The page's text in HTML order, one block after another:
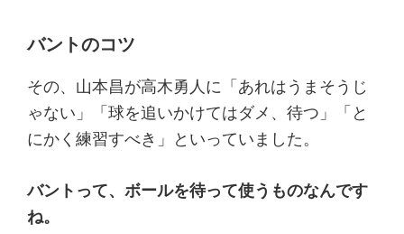
バントのコツ
その、山本昌が高木勇人に「あれはうまそうじ
ゃない」「球を追いかけてはダメ、待つ」「と
にかく練習すべき」といっていました。
バントって、ボールを待って使うものなんです
ね。